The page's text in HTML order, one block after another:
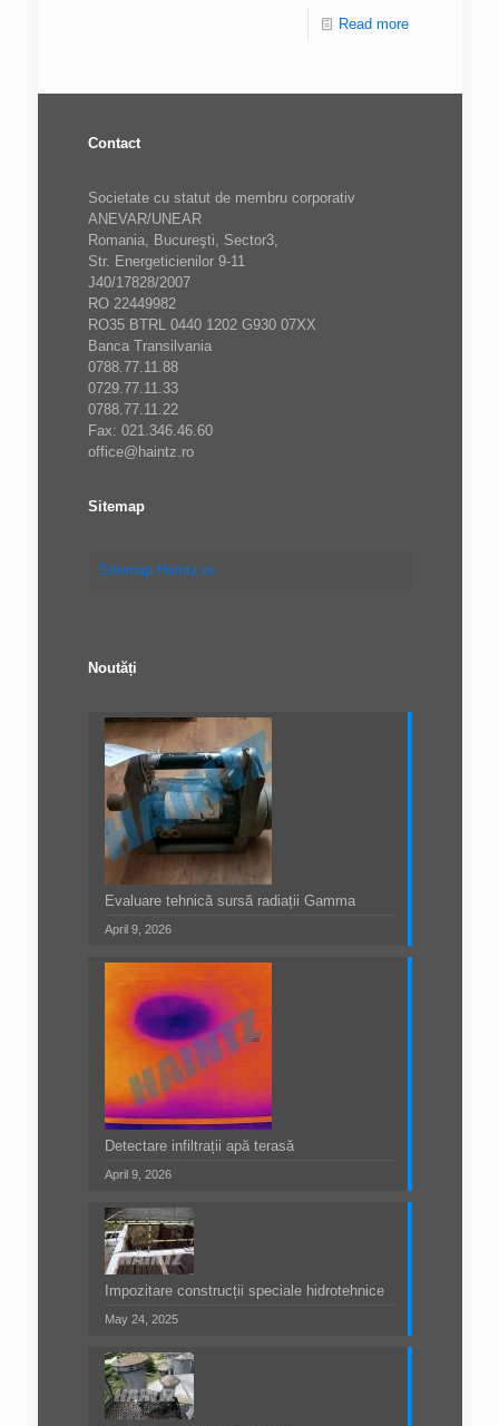
Read more
Contact
Societate cu statut de membru corporativ
ANEVAR/UNEAR
Romania, Bucureşti, Sector3,
Str. Energeticienilor 9-11
J40/17828/2007
RO 22449982
RO35 BTRL 0440 1202 G930 07XX
Banca Transilvania
0788.77.11.88
0729.77.11.33
0788.77.11.22
Fax: 021.346.46.60
office@haintz.ro
Sitemap
Sitemap Haintz.ro
Noutăți
Evaluare tehnică sursă radiații Gamma
April 9, 2026
Detectare infiltrații apă terasă
April 9, 2026
Impozitare construcții speciale hidrotehnice
May 24, 2025